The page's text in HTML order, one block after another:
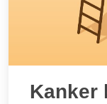
Kanker